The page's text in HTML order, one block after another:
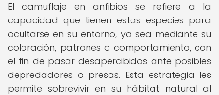
El camuflaje en anfibios se refiere a la
capacidad que tienen estas especies para
ocultarse en su entorno, ya sea mediante su
coloración, patrones o comportamiento, con
el fin de pasar desapercibidos ante posibles
depredadores o presas. Esta estrategia les
permite sobrevivir en su hábitat natural al